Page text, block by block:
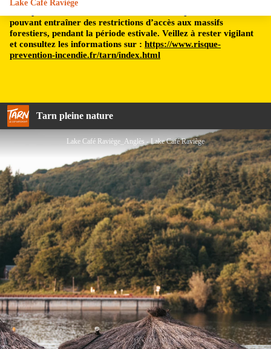
pouvant entraîner des restrictions d’accès aux massifs
forestiers, pendant la période estivale. Veillez à rester vigilant
et consultez les informations sur : https://www.risque-
prevention-incendie.fr/tarn/index.html
Tarn pleine nature
Lake Café Raviège
Lake Café Raviège_Anglès - Lake Café Raviège